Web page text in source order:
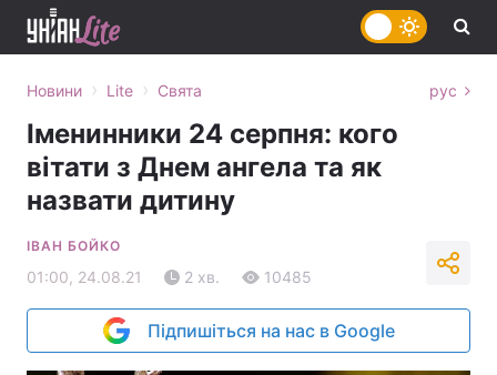
Новини › Lite › Свята рус
Іменинники 24 серпня: кого
вітати з Днем ангела та як
назвати дитину
ІВАН БОЙКО
01:00, 24.08.21 2 хв. 10485
Підпишіться на нас в Google